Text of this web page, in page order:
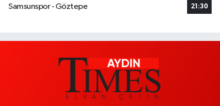
Samsunspor - Göztepe
21:30